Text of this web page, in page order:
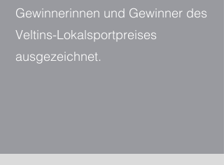
Gewinnerinnen und Gewinner des
Veltins-Lokalsportpreises
ausgezeichnet.